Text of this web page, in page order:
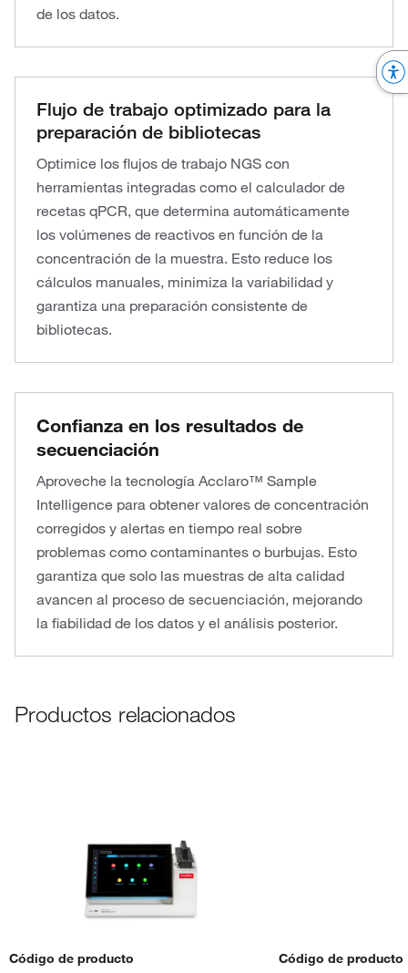
de los datos.
Flujo de trabajo optimizado para la
preparación de bibliotecas
Optimice los flujos de trabajo NGS con
herramientas integradas como el calculador de
recetas qPCR, que determina automáticamente
los volúmenes de reactivos en función de la
concentración de la muestra. Esto reduce los
cálculos manuales, minimiza la variabilidad y
garantiza una preparación consistente de
bibliotecas.
Confianza en los resultados de
secuenciación
Aproveche la tecnología Acclaro™ Sample
Intelligence para obtener valores de concentración
corregidos y alertas en tiempo real sobre
problemas como contaminantes o burbujas. Esto
garantiza que solo las muestras de alta calidad
avancen al proceso de secuenciación, mejorando
la fiabilidad de los datos y el análisis posterior.
Productos relacionados
Código de producto
Código de producto